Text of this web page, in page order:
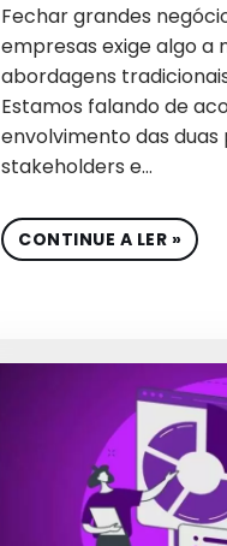
Fechar grandes
empresas exige algo a
abordagens
Estamos falando de
envolvimento das
stakeholders e…
CONTINUE A LER »